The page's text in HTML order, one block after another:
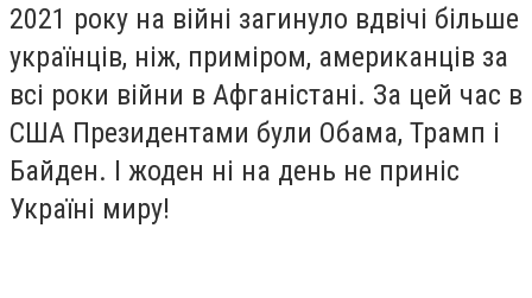
2021 року на війні загинуло вдвічі більше
українців, ніж, приміром, американців за
всі роки війни в Афганістані. За цей час в
США Президентами були Обама, Трамп і
Байден. І жоден ні на день не приніс
Україні миру!